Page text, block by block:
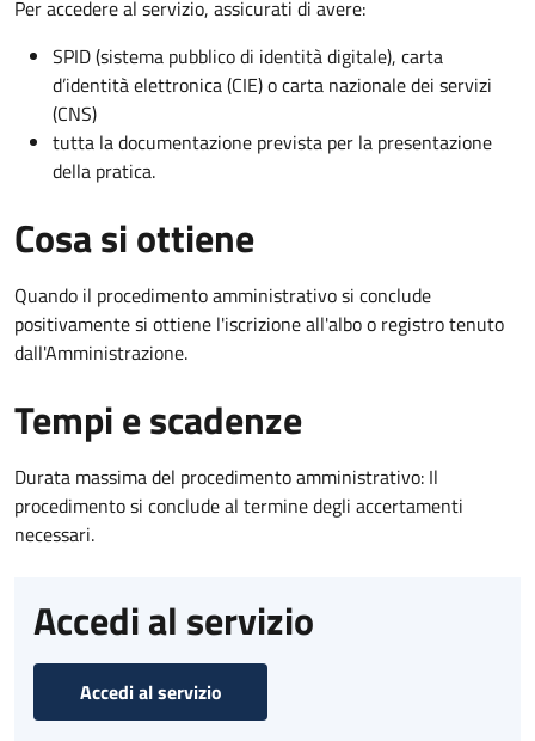
Per accedere al servizio, assicurati di avere:
SPID (sistema pubblico di identità digitale), carta
d’identità elettronica (CIE) o carta nazionale dei servizi
(CNS)
tutta la documentazione prevista per la presentazione
della pratica.
Cosa si ottiene
Quando il procedimento amministrativo si conclude
positivamente si ottiene l'iscrizione all'albo o registro tenuto
dall'Amministrazione.
Tempi e scadenze
Durata massima del procedimento amministrativo: Il
procedimento si conclude al termine degli accertamenti
necessari.
Accedi al servizio
Accedi al servizio